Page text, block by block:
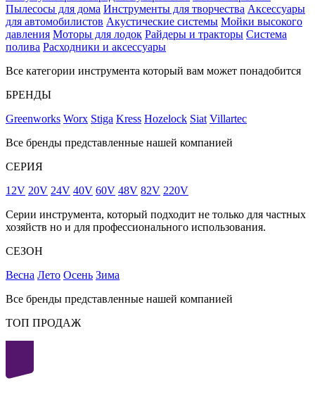
Пылесосы для дома Инструменты для творчества Аксессуары
для автомобилистов Акустические системы Мойки высокого
давления Моторы для лодок Райдеры и тракторы Система
полива Расходники и аксессуары
Все категории инструмента который вам может понадобится
БРЕНДЫ
Greenworks Worx Stiga Kress Hozelock Siat Villartec
Все бренды представленные нашей компанией
СЕРИЯ
12V 20V 24V 40V 60V 48V 82V 220V
Серии инструмента, который подходит не только для частных
хозяйств но и для профессионального использования.
СЕЗОН
Весна Лето Осень Зима
Все бренды представленные нашей компанией
ТОП ПРОДАЖ